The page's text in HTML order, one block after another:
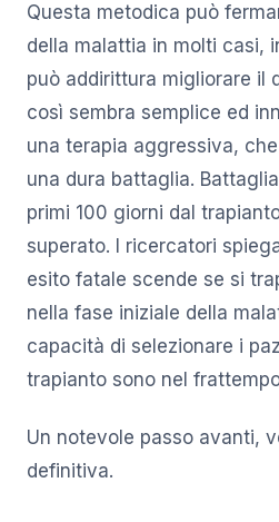
Questa metodica può
della malattia in molti casi,
può addirittura migliorare il
così sembra semplice ed
una terapia aggressiva,
una dura battaglia.
primi 100 giorni dal
superato. I ricercatori
esito fatale scende se si
nella fase iniziale della
capacità di selezionare i
trapianto sono nel
Un notevole passo avanti,
definitiva.